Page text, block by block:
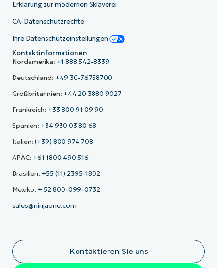
Erklärung zur modernen Sklaverei
CA-Datenschutzrechte
Ihre Datenschutzeinstellungen
Kontaktinformationen
Nordamerika: +1 888 542-8339
Deutschland: +49 30-76758700
Großbritannien: +44 20 3880 9027
Frankreich: +33 800 91 09 90
Spanien: +34 930 03 80 68
Italien: (+39) 800 974 708
APAC: +61 1800 490 516
Brasilien: +55 (11) 2395-1802
Mexiko: + 52 800-099-0732
sales@ninjaone.com
Kontaktieren Sie uns